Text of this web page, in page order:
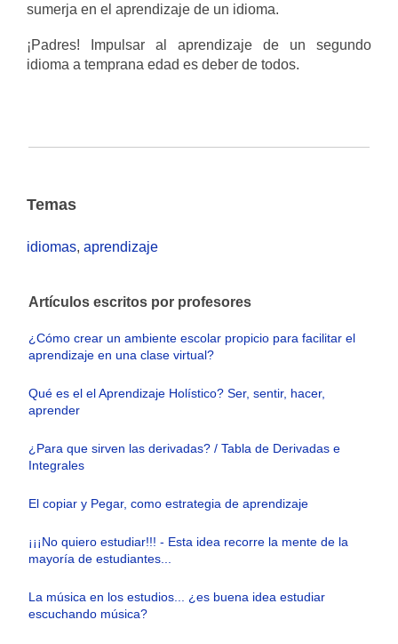
sumerja en el aprendizaje de un idioma.
¡Padres! Impulsar al aprendizaje de un segundo
idioma a temprana edad es deber de todos.
Temas
idiomas, aprendizaje
Artículos escritos por profesores
¿Cómo crear un ambiente escolar propicio para facilitar el
aprendizaje en una clase virtual?
Qué es el el Aprendizaje Holístico? Ser, sentir, hacer,
aprender
¿Para que sirven las derivadas? / Tabla de Derivadas e
Integrales
El copiar y Pegar, como estrategia de aprendizaje
¡¡¡No quiero estudiar!!! - Esta idea recorre la mente de la
mayoría de estudiantes...
La música en los estudios... ¿es buena idea estudiar
escuchando música?